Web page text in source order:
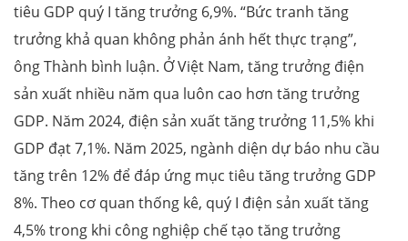
tiêu GDP quý I tăng trưởng 6,9%. “Bức tranh tăng
trưởng khả quan không phản ánh hết thực trạng”,
ông Thành bình luận. Ở Việt Nam, tăng trưởng điện
sản xuất nhiều năm qua luôn cao hơn tăng trưởng
GDP. Năm 2024, điện sản xuất tăng trưởng 11,5% khi
GDP đạt 7,1%. Năm 2025, ngành diện dự báo nhu cầu
tăng trên 12% để đáp ứng mục tiêu tăng trưởng GDP
8%. Theo cơ quan thống kê, quý I điện sản xuất tăng
4,5% trong khi công nghiệp chế tạo tăng trưởng